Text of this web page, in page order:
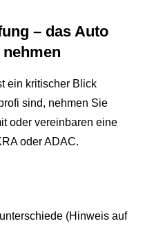
– das Auto
ein kritischer Blick
sind, nehmen Sie
oder vereinbaren eine
oder ADAC.
(Hinweis auf